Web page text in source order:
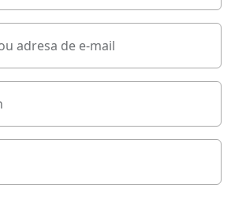
adresa de e-mail